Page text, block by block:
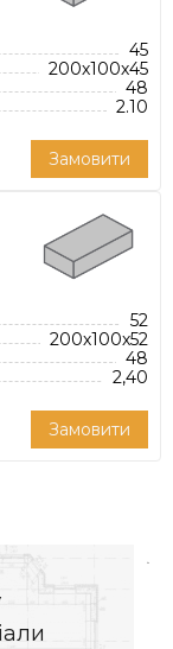
ABC –
п'ятого
ABC-Klinker
виготовляють:
плитку,
45
200х100х45
48
2.10
Замовити
52
200х100х52
48
2,40
Замовити